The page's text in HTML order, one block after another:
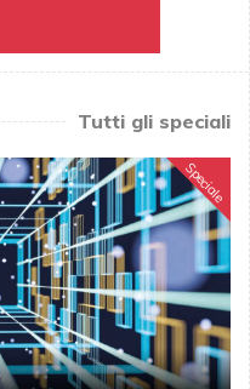
Tutti gli speciali
Speciale